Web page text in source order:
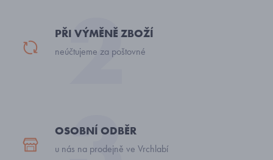
PŘI VÝMĚNĚ ZBOŽÍ
neúčtujeme za poštovné
OSOBNÍ ODBĚR
u nás na prodejně ve Vrchlabí